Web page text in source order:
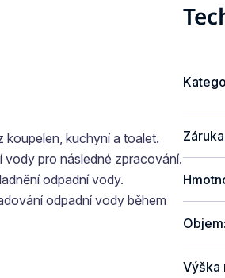
kuchyní a toalet.
pro následné zpracování.
odpadní vody.
odpadní vody během
Záruka
Objem:
Výška